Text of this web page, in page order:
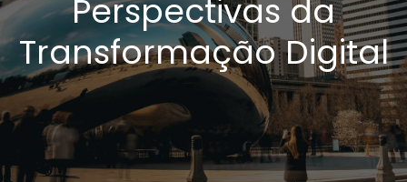
Perspectivas da
Transformação Digital